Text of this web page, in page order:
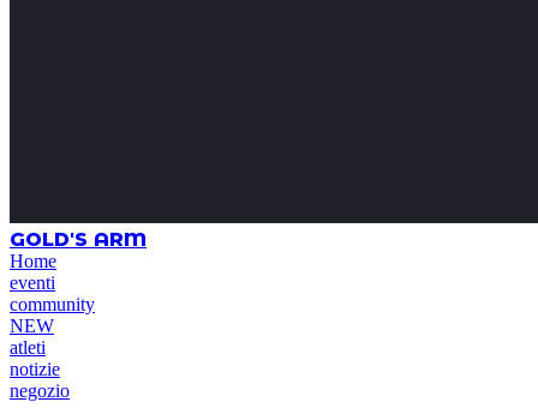
GOLD'S ARM
Home
eventi
community
NEW
atleti
notizie
negozio